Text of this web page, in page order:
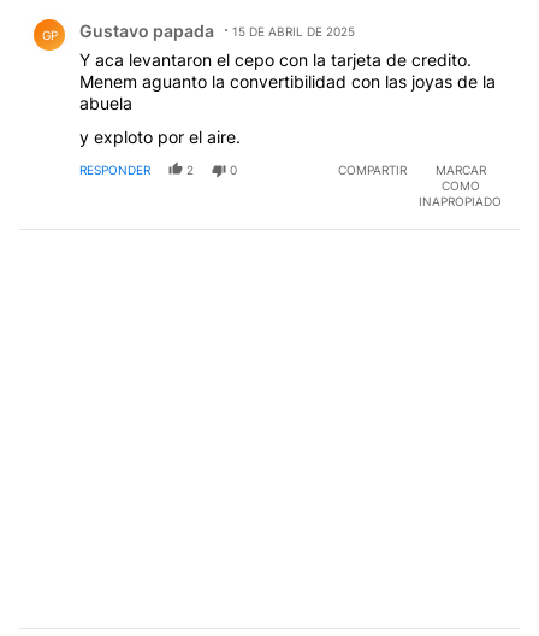
GP Gustavo papada 15 DE ABRIL DE 2025
Y aca levantaron el cepo con la tarjeta de credito.
Menem aguanto la convertibilidad con las joyas de la
abuela
y exploto por el aire.
RESPONDER 2 0 COMPARTIR
MARCAR
COMO
INAPROPIADO